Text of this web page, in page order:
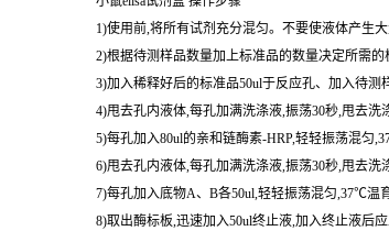
2)洗涤缓冲液(50×)的稀释:蒸馏水50倍稀释。
小鼠elisa试剂盒 操作步骤
1)使用前,将所有试剂充分混匀。不要使液体产生
2)根据待测样品数量加上标准品的数量决定所需
3)加入稀释好后的标准品50ul于反应孔、加入待
4)甩去孔内液体,每孔加满洗涤液,振荡30秒,甩去洗
5)每孔加入80ul的亲和链酶素-HRP,轻轻振荡混匀
6)甩去孔内液体,每孔加满洗涤液,振荡30秒,甩去洗